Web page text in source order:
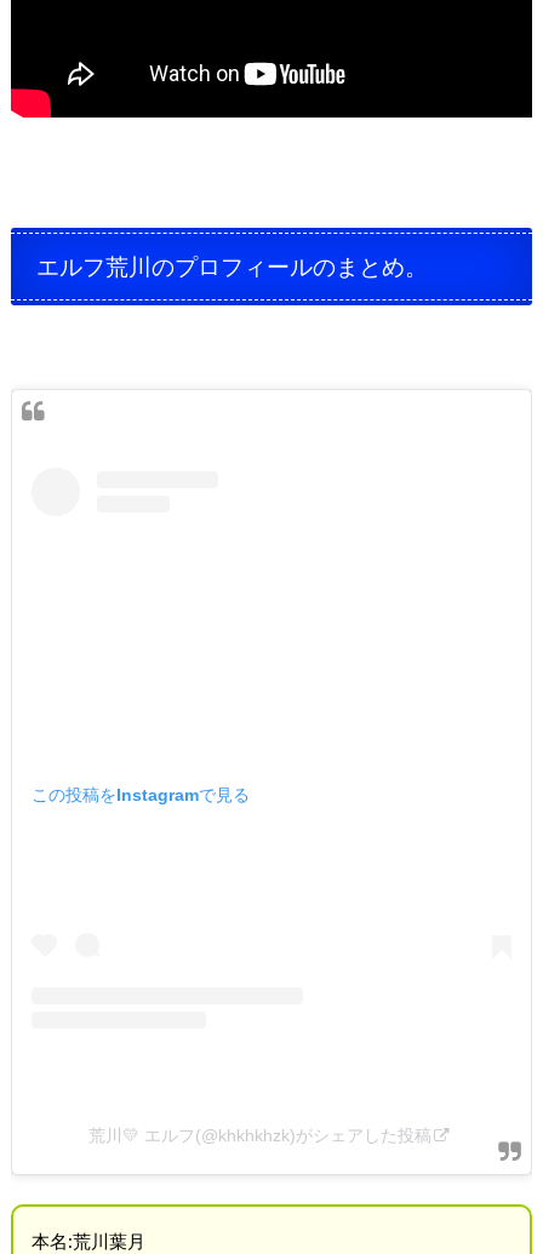
エルフ荒川のプロフィールのまとめ。
この投稿をInstagramで見る
荒川💛 エルフ(@khkhkhzk)がシェアした投稿
本名:荒川葉月